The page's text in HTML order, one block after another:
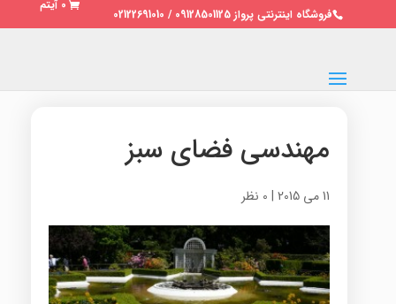
فروشگاه اینترنتی پرواز 09128501125 / 02122691010
0 آیتم
مهندسی فضای سبز
11 می 2015 | 0 نظر